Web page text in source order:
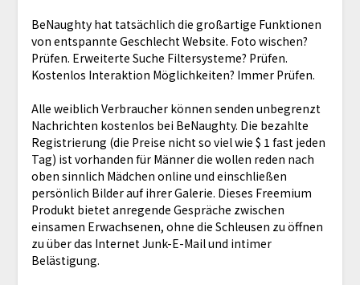
BeNaughty hat tatsächlich die großartige Funktionen
von entspannte Geschlecht Website. Foto wischen?
Prüfen. Erweiterte Suche Filtersysteme? Prüfen.
Kostenlos Interaktion Möglichkeiten? Immer Prüfen.
Alle weiblich Verbraucher können senden unbegrenzt
Nachrichten kostenlos bei BeNaughty. Die bezahlte
Registrierung (die Preise nicht so viel wie $ 1 fast jeden
Tag) ist vorhanden für Männer die wollen reden nach
oben sinnlich Mädchen online und einschließen
persönlich Bilder auf ihrer Galerie. Dieses Freemium
Produkt bietet anregende Gespräche zwischen
einsamen Erwachsenen, ohne die Schleusen zu öffnen
zu über das Internet Junk-E-Mail und intimer
Belästigung.